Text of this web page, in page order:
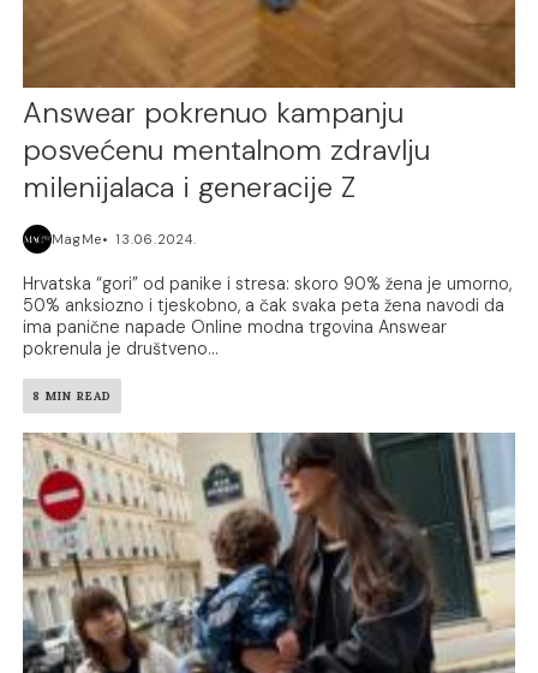
Answear pokrenuo kampanju
posvećenu mentalnom zdravlju
milenijalaca i generacije Z
MagMe 13.06.2024.
Hrvatska “gori” od panike i stresa: skoro 90% žena je umorno,
50% anksiozno i tjeskobno, a čak svaka peta žena navodi da
ima panične napade Online modna trgovina Answear
pokrenula je društveno...
8 MIN READ